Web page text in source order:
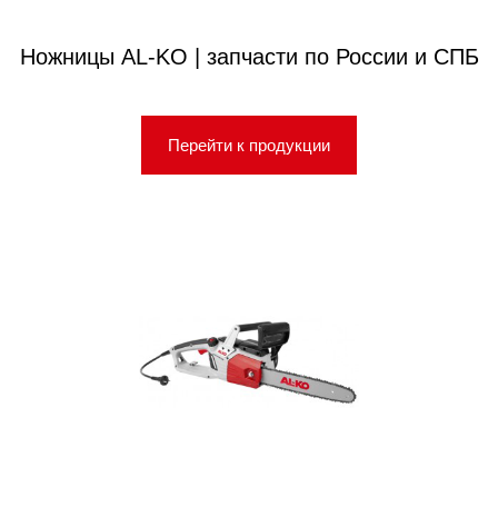
Ножницы AL-KO | запчасти по России и СПБ
Перейти к продукции